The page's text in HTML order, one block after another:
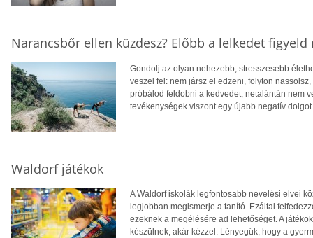
Narancsbőr ellen küzdesz? Előbb a lelkedet figyeld
Gondolj az olyan nehezebb, stresszesebb
veszel fel: nem jársz el edzeni, folyton
próbálod feldobni a kedvedet, netalántán nem
tevékenységek viszont egy újabb negatív
Waldorf játékok
A Waldorf iskolák legfontosabb nevelési elvei
legjobban megismerje a tanító. Ezáltal
ezeknek a megélésére ad lehetőséget. A
készülnek, akár kézzel. Lényegük, hogy a